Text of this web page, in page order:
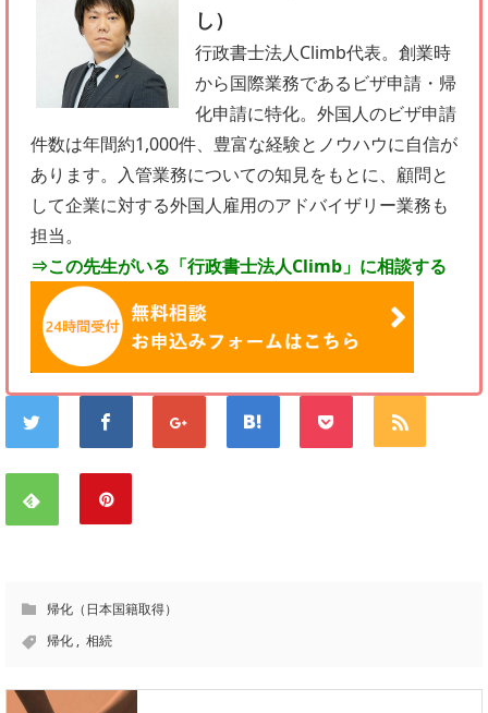
し）
行政書士法人Climb代表。創業時
から国際業務であるビザ申請・帰
化申請に特化。外国人のビザ申請
件数は年間約1,000件、豊富な経験とノウハウに自信が
あります。入管業務についての知見をもとに、顧問と
して企業に対する外国人雇用のアドバイザリー業務も
担当。
⇒この先生がいる「行政書士法人Climb」に相談する
帰化（日本国籍取得）
帰化 , 相続